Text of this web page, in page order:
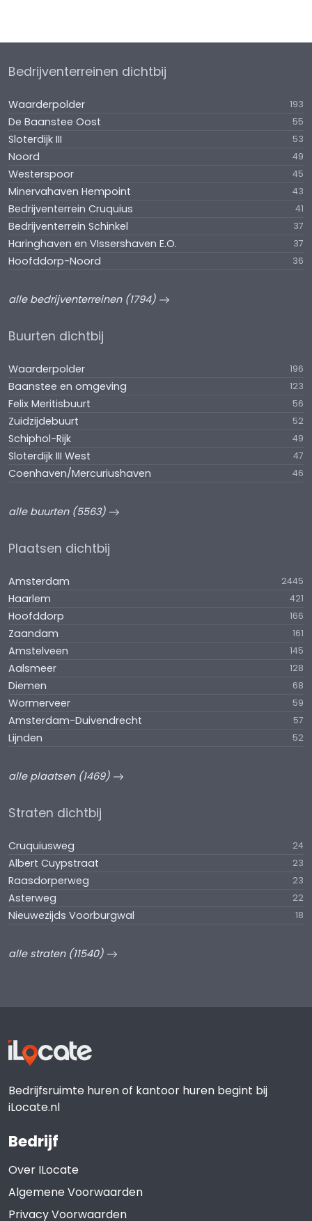
Bedrijventerreinen dichtbij
Waarderpolder 193
De Baanstee Oost 55
Sloterdijk III 53
Noord 49
Westerspoor 45
Minervahaven Hempoint 43
Bedrijventerrein Cruquius 41
Bedrijventerrein Schinkel 37
Haringhaven en VIssershaven E.O. 37
Hoofddorp-Noord 36
alle bedrijventerreinen (1794)
Buurten dichtbij
Waarderpolder 196
Baanstee en omgeving 123
Felix Meritisbuurt 56
Zuidzijdebuurt 52
Schiphol-Rijk 49
Sloterdijk III West 47
Coenhaven/Mercuriushaven 46
alle buurten (5563)
Plaatsen dichtbij
Amsterdam 2445
Haarlem 421
Hoofddorp 166
Zaandam 161
Amstelveen 145
Aalsmeer 128
Diemen 68
Wormerveer 59
Amsterdam-Duivendrecht 57
Lijnden 52
alle plaatsen (1469)
Straten dichtbij
Cruquiusweg 24
Albert Cuypstraat 23
Raasdorperweg 23
Asterweg 22
Nieuwezijds Voorburgwal 18
alle straten (11540)
Bedrijfsruimte huren of kantoor huren begint bij
iLocate.nl
Bedrijf
Over ILocate
Algemene Voorwaarden
Privacy Voorwaarden